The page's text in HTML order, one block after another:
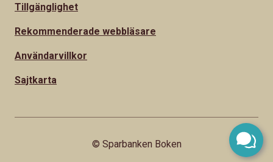
Tillgänglighet
Rekommenderade webbläsare
Användarvillkor
Sajtkarta
© Sparbanken Boken